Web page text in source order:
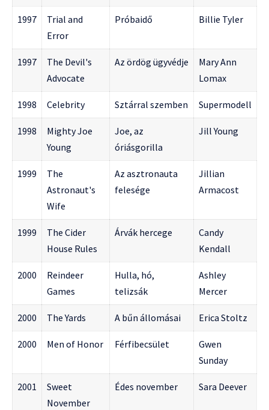
1997
Trial and
Error
Próbaidő Billie Tyler
1997
The Devil's
Advocate
Az ördög ügyvédje
Mary Ann
Lomax
1998 Celebrity Sztárral szemben Supermodell
1998
Mighty Joe
Young
Joe, az
óriásgorilla
Jill Young
1999
The
Astronaut's
Wife
Az asztronauta
felesége
Jillian
Armacost
1999
The Cider
House Rules
Árvák hercege
Candy
Kendall
2000
Reindeer
Games
Hulla, hó,
telizsák
Ashley
Mercer
2000 The Yards A bűn állomásai Erica Stoltz
2000 Men of Honor Férfibecsület
Gwen
Sunday
2001
Sweet
November
Édes november Sara Deever